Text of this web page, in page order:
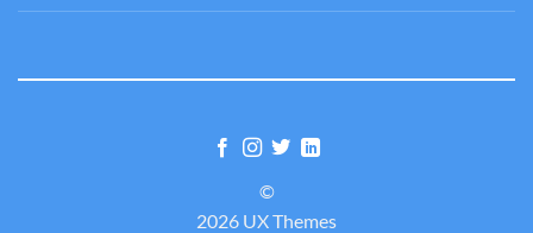
©
2026 UX Themes